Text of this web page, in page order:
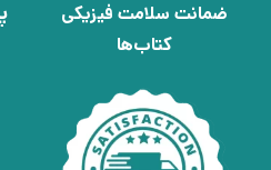
ضمانت سلامت فیزیکی
کتاب‌ها